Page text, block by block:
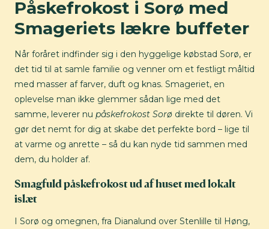
Påskefrokost i Sorø med
Smageriets lækre buffeter
Når foråret indfinder sig i den hyggelige købstad Sorø, er
det tid til at samle familie og venner om et festligt måltid
med masser af farver, duft og knas. Smageriet, en
oplevelse man ikke glemmer sådan lige med det
samme, leverer nu påskefrokost Sorø direkte til døren. Vi
gør det nemt for dig at skabe det perfekte bord – lige til
at varme og anrette – så du kan nyde tid sammen med
dem, du holder af.
Smagfuld påskefrokost ud af huset med lokalt
islæt
I Sorø og omegnen, fra Dianalund over Stenlille til Høng,